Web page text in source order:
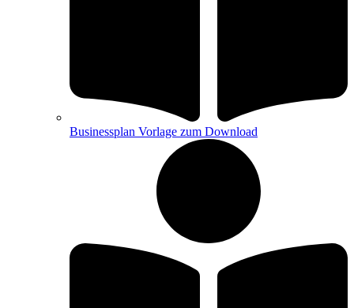
Businessplan Vorlage zum Download